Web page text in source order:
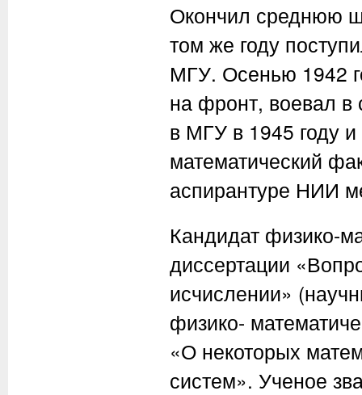
Окончил среднюю
том же году
МГУ. Осенью 1942
на фронт, воевал в
в МГУ в 1945 году
математический
аспирантуре НИИ
Кандидат физико-
диссертации
исчислении»
физико-
«О некоторых
систем». Ученое